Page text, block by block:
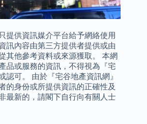
提供資訊媒介平台給予網絡使用
訊內容由第三方提供者提供或由
其他參考資料或來源獲取。 本網
品或服務的資訊，不得視為『宅
認可。 由於『宅谷地產資訊網』
的身份或所提供資訊的正確性及
最新的，請閣下自行向有關人士